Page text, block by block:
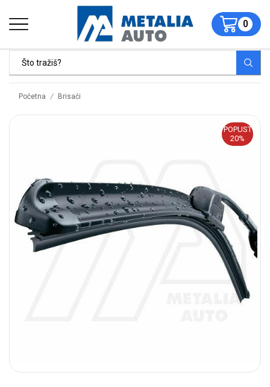
0
Početna / Brisači
POPUST
20%